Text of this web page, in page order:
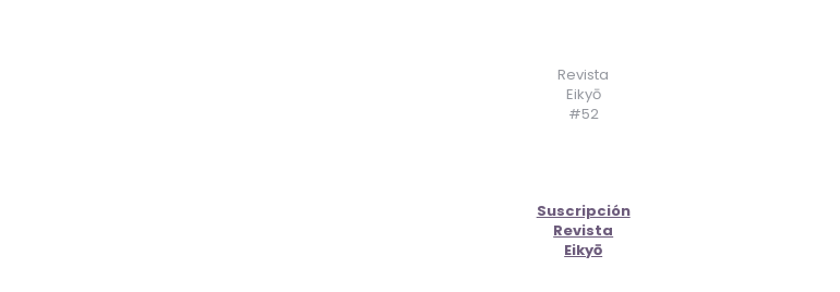
Revista
Eikyō
#52
Suscripción
Revista
Eikyō